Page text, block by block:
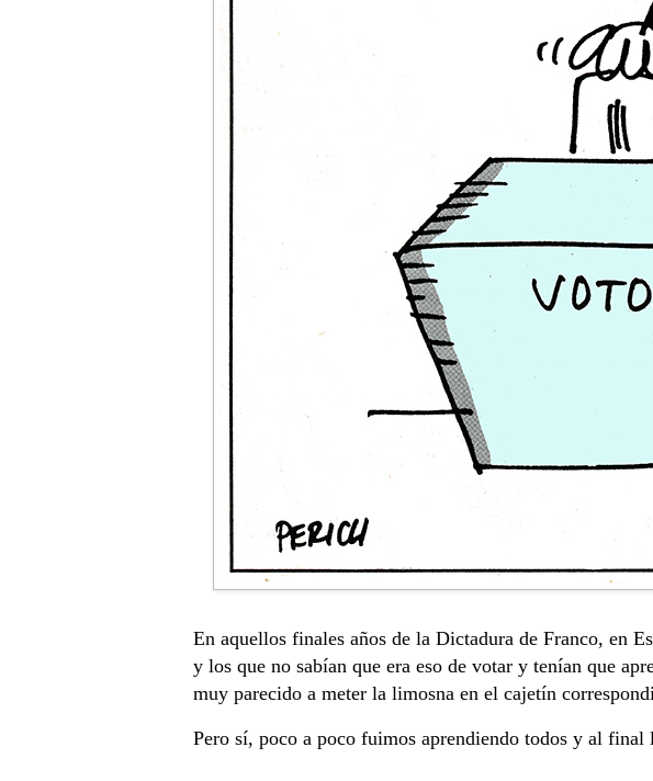
En aquellos finales años de la Dictadura de Franco, en
y los que no sabían que era eso de votar y tenían que
muy parecido a meter la limosna en el cajetín
Pero sí, poco a poco fuimos aprendiendo todos y al final